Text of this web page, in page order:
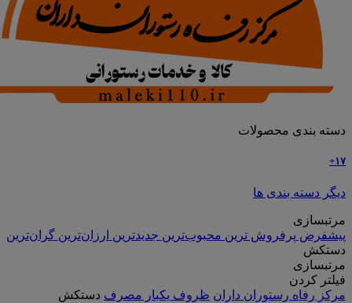
دسته بندی محصولات
۱۷+
دیگر دسته بندی ها
مرتبسازی
پیشفرض پرفروش ترین محبوب‌ترین جدیدترین ارزان‌ترین گران‌ترین
دستکش
مرتبسازی
فیلتر کردن
مرکز رفاه رستوران داران ظروف یکبار مصرف دستکش